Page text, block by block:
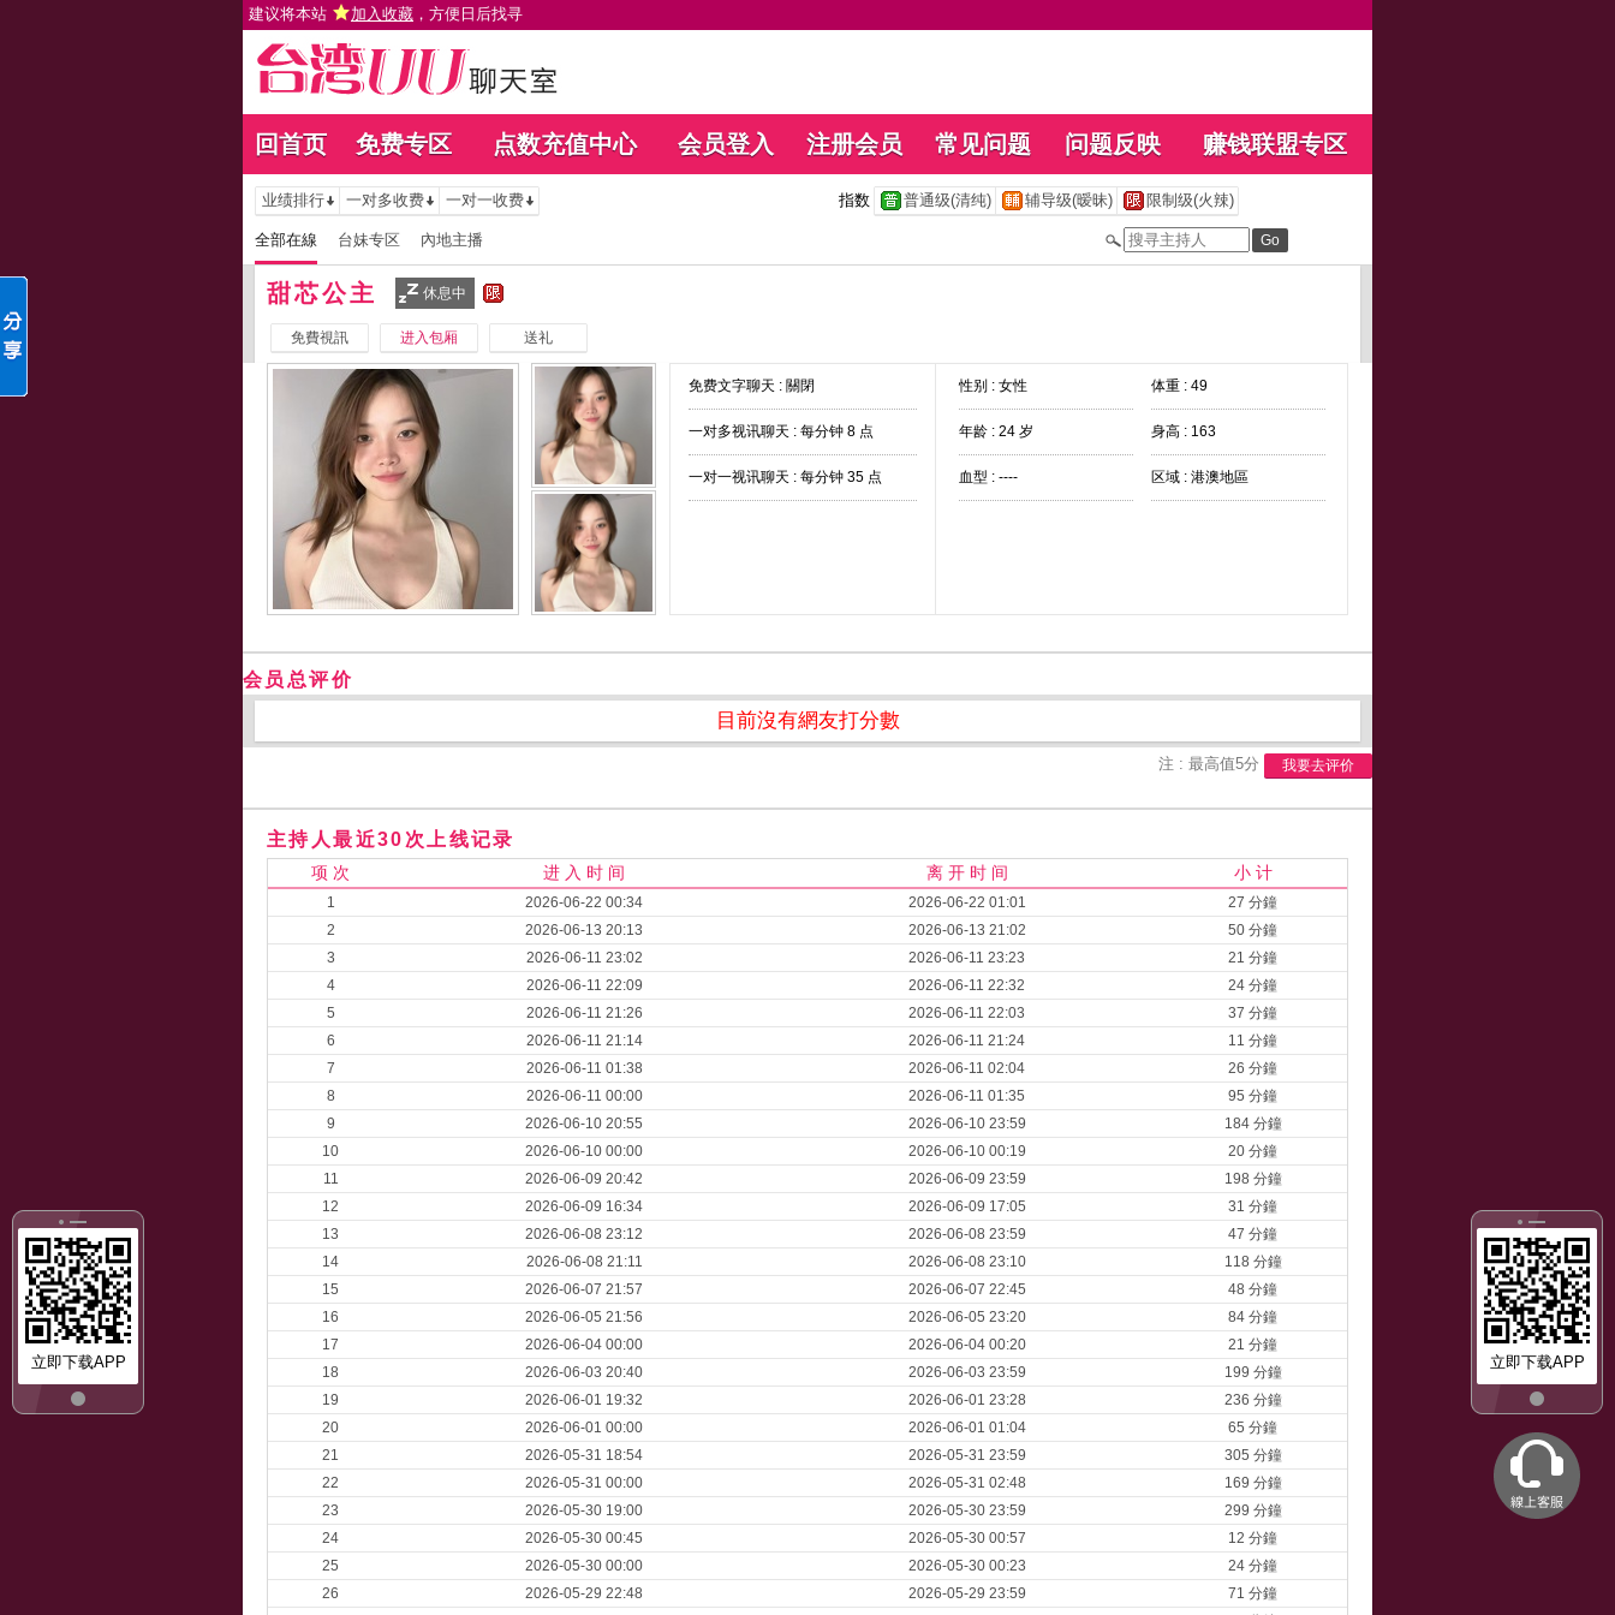
建议将本站 加入收藏 ，方便日后找寻
回首页 免费专区 点数充值中心 会员登入 注册会员 常见问题 问题反映 赚钱联盟专区
立即下载APP
立即下载APP
业绩排行 一对多收费 一对一收费 指数 普通级(清纯) 辅导级(暧昧) 限制级(火辣)
全部在線 台妹专区 內地主播
甜芯公主 休息中
免費視訊 进入包厢 送礼
免费文字聊天 : 關閉
一对多视讯聊天 : 每分钟 8 点
一对一视讯聊天 : 每分钟 35 点
性别 : 女性 体重 : 49
年龄 : 24 岁 身高 : 163
血型 : ---- 区域 : 港澳地區
会员总评价
目前沒有網友打分數
注 : 最高值5分 我要去评价
主持人最近30次上线记录
项 次 进 入 时 间 离 开 时 间 小 计
1 2026-06-22 00:34 2026-06-22 01:01
27 分鐘
2
2026-06-13 20:13 2026-06-13 21:02
50 分鐘
3
2026-06-11 23:02 2026-06-11 23:23
21 分鐘
4
2026-06-11 22:09 2026-06-11 22:32
24 分鐘
5
2026-06-11 21:26 2026-06-11 22:03
37 分鐘
6
2026-06-11 21:14 2026-06-11 21:24
11 分鐘
7
2026-06-11 01:38 2026-06-11 02:04
26 分鐘
8
2026-06-11 00:00 2026-06-11 01:35
95 分鐘
9
2026-06-10 20:55 2026-06-10 23:59
184 分鐘
10
2026-06-10 00:00 2026-06-10 00:19
20 分鐘
11
2026-06-09 20:42 2026-06-09 23:59
198 分鐘
12
2026-06-09 16:34 2026-06-09 17:05
31 分鐘
13
2026-06-08 23:12 2026-06-08 23:59
47 分鐘
14
2026-06-08 21:11 2026-06-08 23:10
118 分鐘
15
2026-06-07 21:57 2026-06-07 22:45
48 分鐘
16
2026-06-05 21:56 2026-06-05 23:20
84 分鐘
17
2026-06-04 00:00 2026-06-04 00:20
21 分鐘
18
2026-06-03 20:40 2026-06-03 23:59
199 分鐘
19
2026-06-01 19:32 2026-06-01 23:28
236 分鐘
20
2026-06-01 00:00 2026-06-01 01:04
65 分鐘
21
2026-05-31 18:54 2026-05-31 23:59
305 分鐘
22
2026-05-31 00:00 2026-05-31 02:48
169 分鐘
23
2026-05-30 19:00 2026-05-30 23:59
299 分鐘
24
2026-05-30 00:45 2026-05-30 00:57
12 分鐘
25
2026-05-30 00:00 2026-05-30 00:23
24 分鐘
26
2026-05-29 22:48 2026-05-29 23:59
71 分鐘